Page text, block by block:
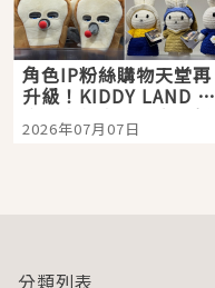
角色IP粉絲購物天堂再
升級！KIDDY LAND 原
宿店吉伊卡哇迎客，新
開幕 OMOKADO 店3分
2026年07月07日
分類列表